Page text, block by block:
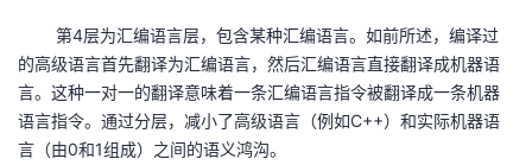
第4层为汇编语言层，包含某种汇编语言。如前所述，编译过
的高级语言首先翻译为汇编语言，然后汇编语言直接翻译成机器语
言。这种一对一的翻译意味着一条汇编语言指令被翻译成一条机器
语言指令。通过分层，减小了高级语言（例如C++）和实际机器语
言（由0和1组成）之间的语义鸿沟。